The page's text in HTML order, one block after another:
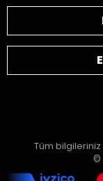
Tüm bilgileriniz
©